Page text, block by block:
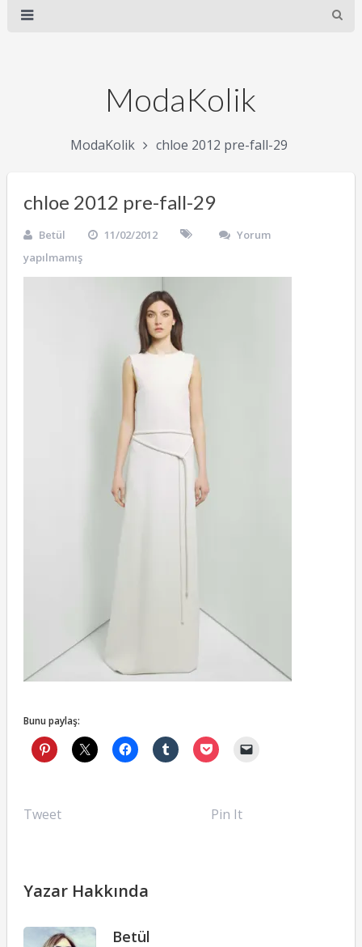
ModaKolik
ModaKolik chloe 2012 pre-fall-29
chloe 2012 pre-fall-29
Betül 11/02/2012
Yorum
yapılmamış
Bunu paylaş:
Tweet Pin It
Yazar Hakkında
Betül